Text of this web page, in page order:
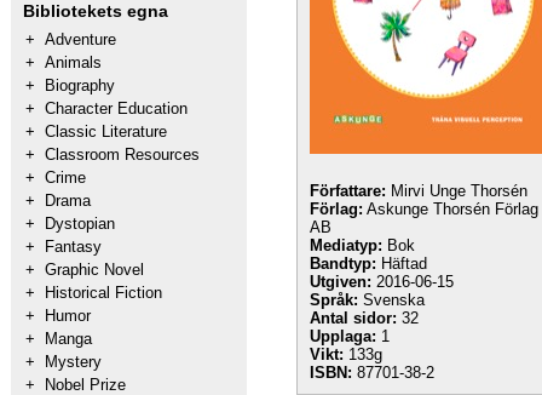
Bibliotekets egna
+ Adventure
+ Animals
+
Biography
+ Character Education
+ Classic Literature
+ Classroom Resources
+ Crime
+
Drama
+
Dystopian
+
Fantasy
+ Graphic Novel
+
Historical Fiction
+
Humor
+
Manga
+
Mystery
+
Nobel Prize
Författare: Mirvi Unge Thorsén
Förlag: Askunge Thorsén Förlag
AB
Mediatyp: Bok
Bandtyp: Häftad
Utgiven: 2016-06-15
Språk: Svenska
Antal sidor: 32
Upplaga: 1
Vikt: 133g
ISBN: 87701-38-2